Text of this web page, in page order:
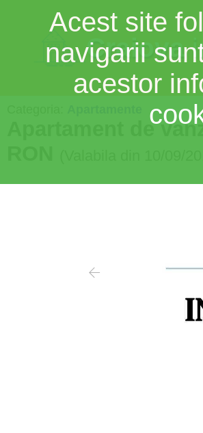
Craiova
Apartament de
Acest site
navigarii
acestor